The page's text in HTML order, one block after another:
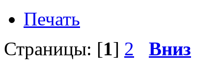
Печать
Страницы: [1] 2 Вниз